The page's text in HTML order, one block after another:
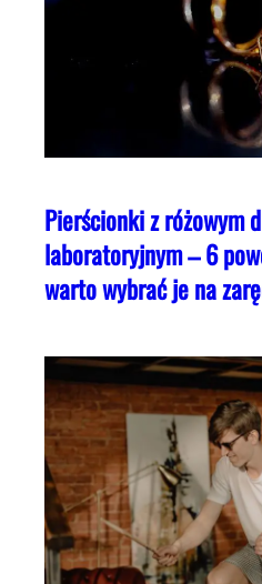
Pierścionki z różowym
laboratoryjnym – 6
warto wybrać je na